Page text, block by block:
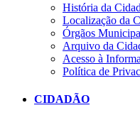
História da
Localização da
Órgãos
Arquivo da
Acesso à
Política de
CIDADÃO